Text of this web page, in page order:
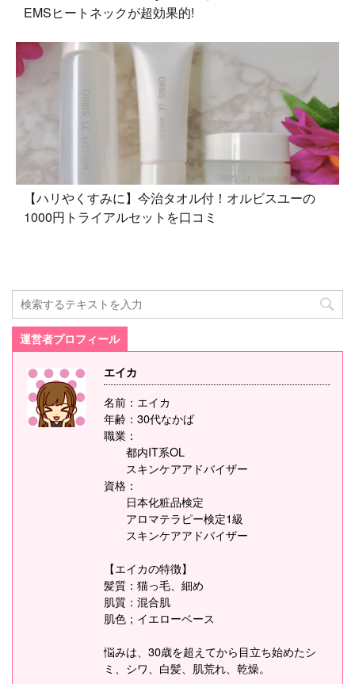
EMSヒートネックが超効果的!
【ハリやくすみに】今治タオル付！オルビスユーの
1000円トライアルセットを口コミ
運営者プロフィール
エイカ
名前：エイカ
年齢：30代なかば
職業：
都内IT系OL
スキンケアアドバイザー
資格：
日本化粧品検定
アロマテラピー検定1級
スキンケアアドバイザー
【エイカの特徴】
髪質：猫っ毛、細め
肌質：混合肌
肌色；イエローベース
悩みは、30歳を超えてから目立ち始めたシ
ミ、シワ、白髪、肌荒れ、乾燥。